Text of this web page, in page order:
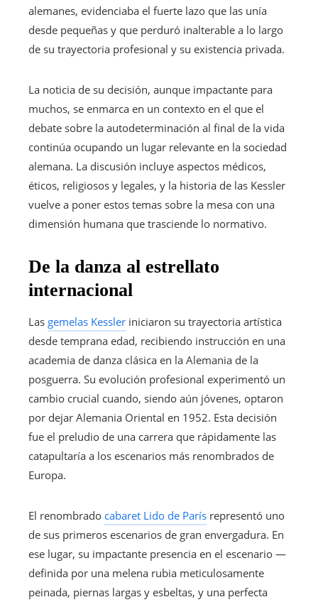
alemanes, evidenciaba el fuerte lazo que las unía
desde pequeñas y que perduró inalterable a lo largo
de su trayectoria profesional y su existencia privada.
La noticia de su decisión, aunque impactante para
muchos, se enmarca en un contexto en el que el
debate sobre la autodeterminación al final de la vida
continúa ocupando un lugar relevante en la sociedad
alemana. La discusión incluye aspectos médicos,
éticos, religiosos y legales, y la historia de las Kessler
vuelve a poner estos temas sobre la mesa con una
dimensión humana que trasciende lo normativo.
De la danza al estrellato
internacional
Las gemelas Kessler iniciaron su trayectoria artística
desde temprana edad, recibiendo instrucción en una
academia de danza clásica en la Alemania de la
posguerra. Su evolución profesional experimentó un
cambio crucial cuando, siendo aún jóvenes, optaron
por dejar Alemania Oriental en 1952. Esta decisión
fue el preludio de una carrera que rápidamente las
catapultaría a los escenarios más renombrados de
Europa.
El renombrado cabaret Lido de París representó uno
de sus primeros escenarios de gran envergadura. En
ese lugar, su impactante presencia en el escenario —
definida por una melena rubia meticulosamente
peinada, piernas largas y esbeltas, y una perfecta